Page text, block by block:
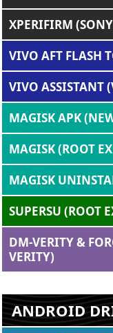
XPERIFIRM
VIVO AFT FLASH
VIVO ASSISTANT
MAGISK APK
MAGISK (ROOT
MAGISK
SUPERSU (ROOT
DM-VERITY &
VERITY)
ANDROID